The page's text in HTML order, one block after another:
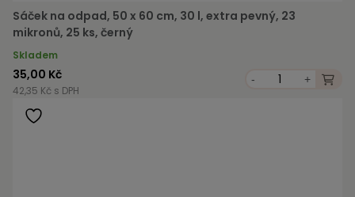
Sáček na odpad, 50 x 60 cm, 30 l, extra pevný, 23
mikronů, 25 ks, černý
Skladem
35,00 Kč
42,35 Kč s DPH
- +